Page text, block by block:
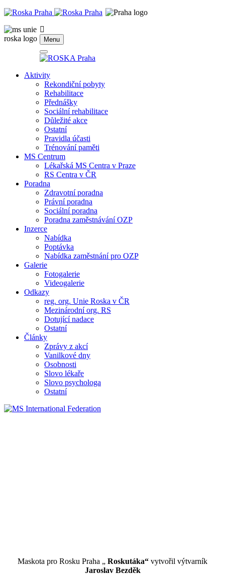
Menu
Aktivity
Rekondiční pobyty
Rehabilitace
Přednášky
Sociální rehabilitace
Důležité akce
Ostatní
Pravidla účasti
Trénování paměti
MS Centrum
Lékařská MS Centra v Praze
RS Centra v ČR
Poradna
Zdravotní poradna
Právní poradna
Sociální poradna
Poradna zaměstnávání OZP
Inzerce
Nabídka
Poptávka
Nabídka zaměstnání pro OZP
Galerie
Fotogalerie
Videogalerie
Odkazy
reg. org. Unie Roska v ČR
Mezinárodní org. RS
Dotující nadace
Ostatní
Články
Zprávy z akcí
Vanilkové dny
Osobnosti
Slovo lékaře
Slovo psychologa
Ostatní
Maskota pro Rosku Praha „ Roskutáka“ vytvořil výtvarník
Jaroslav Bezděk